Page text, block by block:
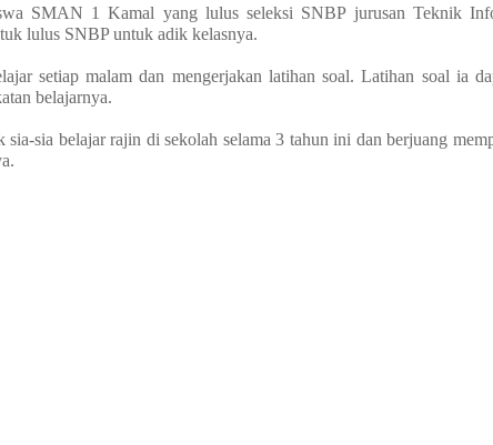
SMAN 1 Kamal yang lulus seleksi SNBP jurusan Teknik
lulus SNBP untuk adik kelasnya.
setiap malam dan mengerjakan latihan soal. Latihan soal ia
belajarnya.
sia belajar rajin di sekolah selama 3 tahun ini dan berjuang